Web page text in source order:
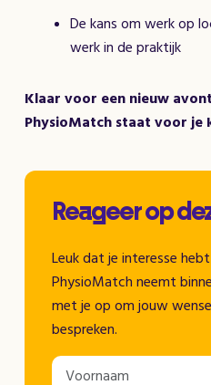
De kans om werk op
werk in de praktijk
Klaar voor een nieuw
PhysioMatch staat voor je
Reageer op
Leuk dat je interesse
PhysioMatch neemt
met je op om jouw
bespreken.